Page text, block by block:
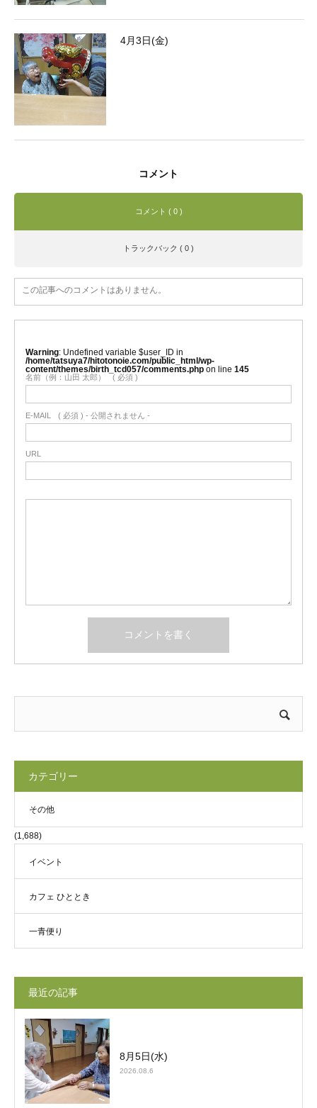
4月3日(金)
コメント
コメント ( 0 )
トラックバック ( 0 )
この記事へのコメントはありません。
Warning : Undefined variable $user_ID in
/home/tatsuya7/hitotonoie.com/public_html/wp-
content/themes/birth_tcd057/comments.php on line 145
名前（例：山田 太郎） ( 必須 )
E-MAIL ( 必須 ) - 公開されません -
URL
カテゴリー
その他
(1,688)
イベント
カフェ ひととき
一青便り
最近の記事
8月5日(水)
2026.08.6